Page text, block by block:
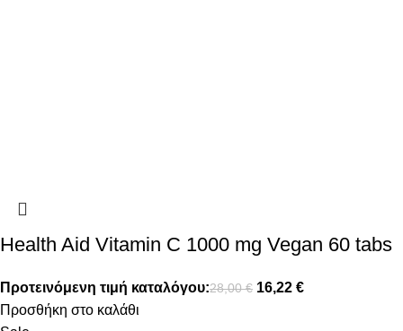
Health Aid Vitamin C 1000 mg Vegan 60 tabs
Προτεινόμενη τιμή καταλόγου:28,00€ 16,22 €
Προσθήκη στο καλάθι